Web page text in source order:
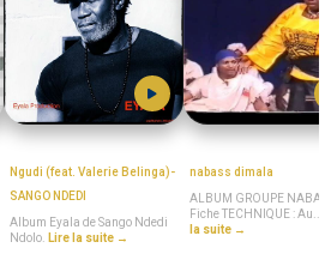
Ngudi (feat. Valerie Belinga)-
SANGO NDEDI
Album Eyala de Sango Ndedi
Ndolo. Lire la suite →
nabass dimala
ALBUM GROUPE
Fiche TECHNIQUE : Au...
la suite →